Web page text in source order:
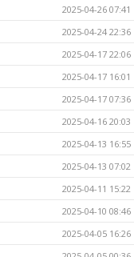
2025-04-26 07:41
2025-04-24 22:36
2025-04-17 22:06
2025-04-17 16:01
2025-04-17 07:36
2025-04-16 20:03
2025-04-13 16:55
2025-04-13 07:02
2025-04-11 15:22
2025-04-10 08:46
2025-04-05 16:26